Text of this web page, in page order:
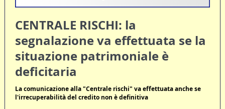
CENTRALE RISCHI: la
segnalazione va effettuata se la
situazione patrimoniale è
deficitaria
La comunicazione alla "Centrale rischi" va effettuata anche se
l'irrecuperabilità del credito non è definitiva